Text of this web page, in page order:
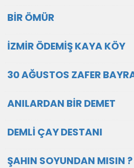
BİR ÖMÜR
İZMİR ÖDEMİŞ KAYA KÖY
30 AĞUSTOS ZAFER
ANILARDAN BİR DEMET
DEMLİ ÇAY DESTANI
ŞAHIN SOYUNDAN MISIN ?